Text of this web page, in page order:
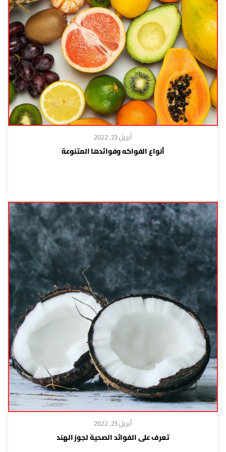
أبريل 23, 2022
أنواع الفواكه وفوائدها المتنوعة
أبريل 23, 2022
تعرف على الفوائد الصحية لجوز الهند